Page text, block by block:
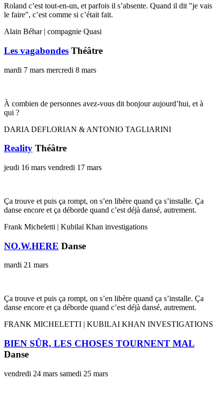
Roland c’est tout-en-un, et parfois il s’absente. Quand il dit "je vais
le faire", c’est comme si c’était fait.
Alain Béhar | compagnie Quasi
Les vagabondes Théâtre
mardi 7 mars mercredi 8 mars
À combien de personnes avez-vous dit bonjour aujourd’hui, et à
qui ?
DARIA DEFLORIAN & ANTONIO TAGLIARINI
Reality Théâtre
jeudi 16 mars vendredi 17 mars
Ça trouve et puis ça rompt, on s’en libère quand ça s’installe. Ça
danse encore et ça déborde quand c’est déjà dansé, autrement.
Frank Micheletti | Kubilaï Khan investigations
NO.W.HERE Danse
mardi 21 mars
Ça trouve et puis ça rompt, on s’en libère quand ça s’installe. Ça
danse encore et ça déborde quand c’est déjà dansé, autrement.
FRANK MICHELETTI | KUBILAI KHAN INVESTIGATIONS
BIEN SÛR, LES CHOSES TOURNENT MAL
Danse
vendredi 24 mars samedi 25 mars